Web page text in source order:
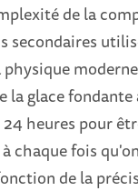
de la
secondaires
physique
la glace
heures pour
chaque fois
de la